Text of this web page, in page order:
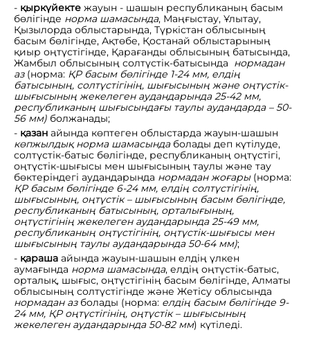
- қыркүйекте жауын - шашын республиканың басым
бөлігінде нормашамасында, Маңғыстау, Ұлытау,
Қызылорда облыстарында, Түркістан облысының
басым бөлігінде, Ақтөбе, Қостанай облыстарының
қиыр оңтүстігінде, Қарағанды облысының батысында,
Жамбыл облысының солтүстік-батысында нормадан
аз(норма: ҚРбасым бөлігінде 1-24 мм, елдің
батысының, солтүстігінің, шығысының және оңтүстік-
шығысының жекелеген аудандарында 25-42 мм,
республиканың шығысындағы таулы аудандарда – 50-
56 мм) болжанады;
- қазан айында көптеген облыстарда жауын-шашын
көпжылдықнорма шамасындаболады деп күтілуде,
солтүстік-батыс бөлігінде, республиканың оңтүстігі,
оңтүстік-шығысы мен шығысының таулы және тау
бөктеріндегі аудандарында нормаданжоғары(норма:
ҚРбасым бөлігінде 6-24 мм, елдің солтүстігінің,
шығысының, оңтүстік – шығысының басым бөлігінде,
республиканың батысының, орталығының,
оңтүстігінің жекелеген аудандарында 25-49 мм,
республиканың оңтүстігінің, оңтүстік-шығысы мен
шығысының таулы аудандарында 50-64 мм);
- қараша айында жауын-шашын елдің үлкен
аумағында норма шамасында, елдің оңтүстік-батыс,
орталық, шығыс, оңтүстігінің басым бөлігінде, Алматы
облысының солтүстігінде және Жетісу облысында
нормадан аз болады (норма: елдің басым бөлігінде 9-
24 мм, ҚР оңтүстігінің, оңтүстік – шығысының
жекелеген аудандарында 50-82 мм) күтіледі.